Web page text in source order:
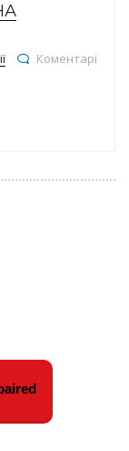
Коментарі